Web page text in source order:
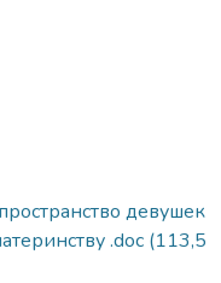
девушек
.doc (113,5